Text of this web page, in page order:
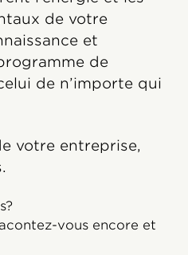
de votre
et
de
de n’importe qui
votre entreprise,
vous encore et